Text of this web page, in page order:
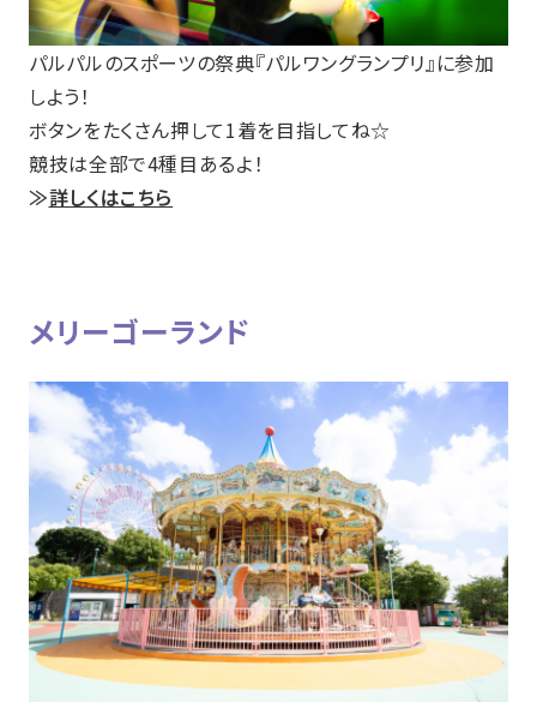
パルパルのスポーツの祭典『パルワングランプリ』に参加
しよう！
ボタンをたくさん押して1着を目指してね☆
競技は全部で4種目あるよ！
≫詳しくはこちら
メリーゴーランド